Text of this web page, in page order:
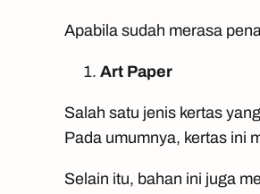
Apabila sudah merasa
Art Paper
Salah satu jenis kertas
Pada umumnya, kertas ini
Selain itu, bahan ini juga